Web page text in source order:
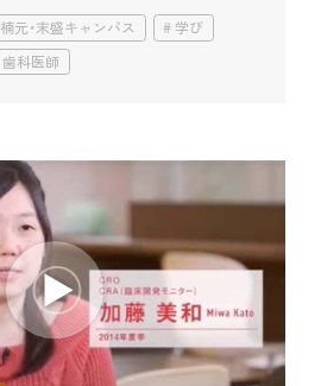
楠元・末盛キャンパス
学び
歯科医師